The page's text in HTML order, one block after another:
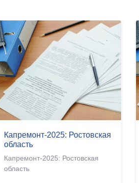
Капремонт-2025: Ростовская
область
Капремонт-2025: Ростовская
область